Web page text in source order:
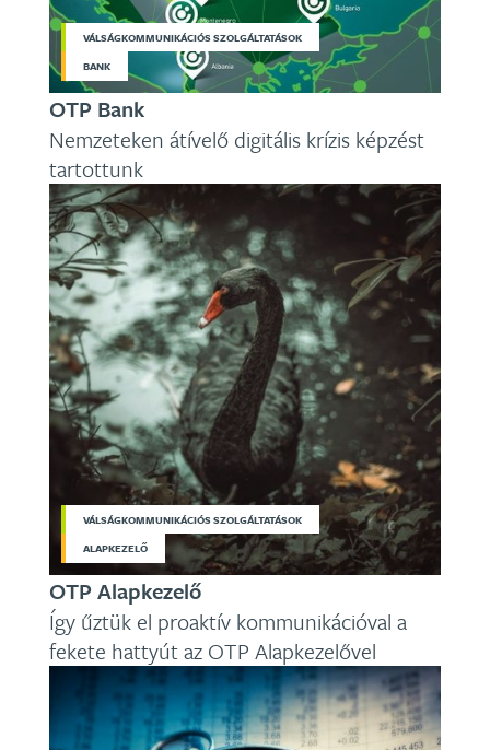
VÁLSÁGKOMMUNIKÁCIÓS SZOLGÁLTATÁSOK
BANK
OTP Bank
Nemzeteken átívelő digitális krízis képzést
tartottunk
VÁLSÁGKOMMUNIKÁCIÓS SZOLGÁLTATÁSOK
ALAPKEZELŐ
OTP Alapkezelő
Így űztük el proaktív kommunikációval a
fekete hattyút az OTP Alapkezelővel